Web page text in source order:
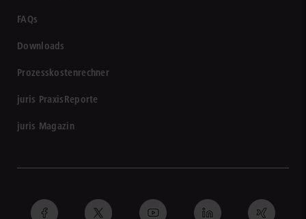
FAQs
Downloads
Prozesskostenrechner
juris PraxisReporte
juris Magazin